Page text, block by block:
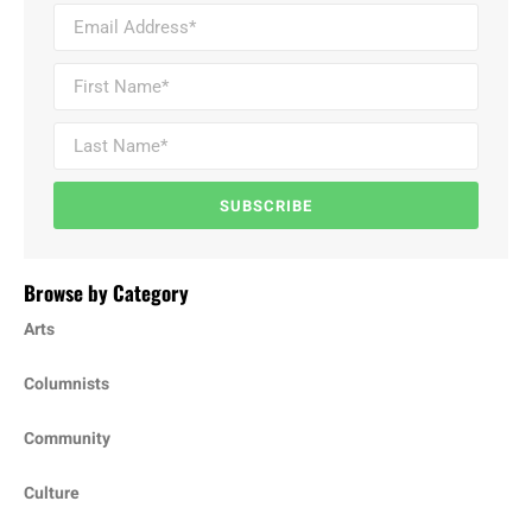
SUBSCRIBE
Browse by Category
Arts
Columnists
Community
Culture